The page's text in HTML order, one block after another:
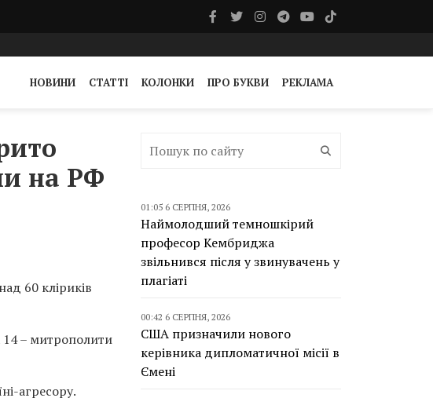
НОВИНИ СТАТТІ КОЛОНКИ ПРО БУКВИ РЕКЛАМА
на РФ
60 кліриків
– митрополити
агресору.
01:05 6 СЕРПНЯ, 2026
Наймолодший темношкірий
професор Кембриджа
звільнився після у звинувачень у
плагіаті
00:42 6 СЕРПНЯ, 2026
США призначили нового
керівника дипломатичної місії в
Ємені